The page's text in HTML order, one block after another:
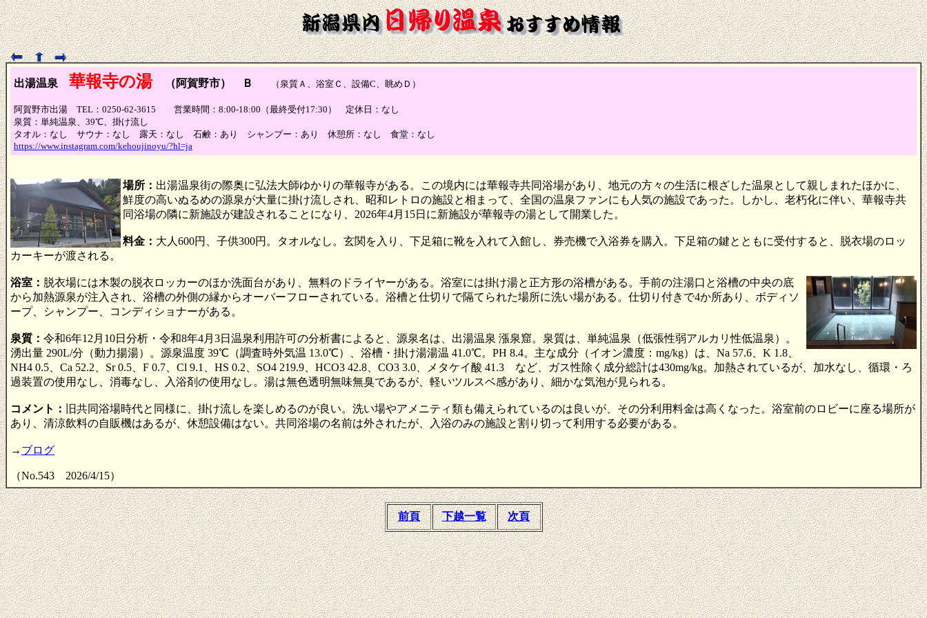
出湯温泉 華報寺の湯 （阿賀野市） Ｂ （泉質Ａ、浴室Ｃ、設備C、眺めＤ）
阿賀野市出湯 TEL：0250-62-3615 営業時間：8:00-18:00（最終受付17:30） 定休日：なし
泉質：単純温泉、39℃、掛け流し
タオル：なし サウナ：なし 露天：なし 石鹸：あり シャンプー：あり 休憩所：なし 食堂：なし
https://www.instagram.com/kehoujinoyu/?hl=ja
場所： 出湯温泉街の際奥に弘法大師ゆかりの華報寺がある。この境内には華報寺共同浴場があり、地元の方々の生活に根ざした温泉として親しまれたほかに、
鮮度の高いぬるめの源泉が大量に掛け流しされ、昭和レトロの施設と相まって、全国の温泉ファンにも人気の施設であった。しかし、老朽化に伴い、華報寺共
同浴場の隣に新施設が建設されることになり、2026年4月15日に新施設が華報寺の湯として開業した。
料金： 大人600円、子供300円。タオルなし。玄関を入り、下足箱に靴を入れて入館し、券売機で入浴券を購入。下足箱の鍵とともに受付すると、脱衣場のロッ
カーキーが渡される。
浴室： 脱衣場には木製の脱衣ロッカーのほか洗面台があり、無料のドライヤーがある。浴室には掛け湯と正方形の浴槽がある。手前の注湯口と浴槽の中央の底
から加熱源泉が注入され、浴槽の外側の縁からオーバーフローされている。浴槽と仕切りで隔てられた場所に洗い場がある。仕切り付きで4か所あり、ボディソ
ープ、シャンプー、コンディショナーがある。
泉質： 令和6年12月10日分析・令和8年4月3日温泉利用許可の分析書によると、源泉名は、出湯温泉 漲泉窟。泉質は、単純温泉（低張性弱アルカリ性低温泉）。
湧出量 290L/分（動力揚湯）。源泉温度 39℃（調査時外気温 13.0℃）、浴槽・掛け湯湯温 41.0℃。PH 8.4。主な成分（イオン濃度：mg/kg）は、Na 57.6、K 1.8、
NH4 0.5、Ca 52.2、Sr 0.5、F 0.7、Cl 9.1、HS 0.2、SO4 219.9、HCO3 42.8、CO3 3.0、メタケイ酸 41.3 など、ガス性除く成分総計は430mg/kg。加熱されているが、加水なし、循環・ろ
過装置の使用なし、消毒なし、入浴剤の使用なし。湯は無色透明無味無臭であるが、軽いツルスベ感があり、細かな気泡が見られる。
コメント：
旧共同浴場時代と同様に、掛け流しを楽しめるのが良い。洗い場やアメニティ類も備えられているのは良いが、その分利用料金は高くなった。浴室前のロビーに座る場所が
あり、清涼飲料の自販機はあるが、休憩設備はない。共同浴場の名前は外されたが、入浴のみの施設と割り切って利用する必要がある。
→ ブログ
（No.543 2026/4/15）
前頁 下越一覧 次頁